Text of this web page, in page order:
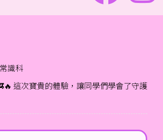
識科
這次寶貴的體驗，讓同學們學會了守護